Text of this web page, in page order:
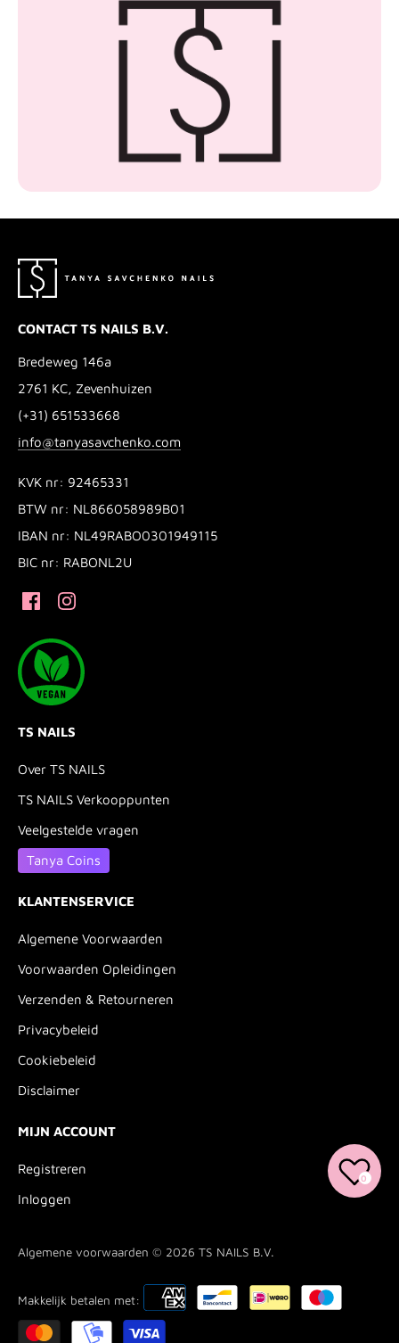
CONTACT TS NAILS B.V.
Bredeweg 146a
2761 KC, Zevenhuizen
(+31) 651533668
info@tanyasavchenko.com
KVK nr: 92465331
BTW nr: NL866058989B01
IBAN nr: NL49RABO0301949115
BIC nr: RABONL2U
TS NAILS
Over TS NAILS
TS NAILS Verkooppunten
Veelgestelde vragen
Tanya Coins
KLANTENSERVICE
Algemene Voorwaarden
Voorwaarden Opleidingen
Verzenden & Retourneren
Privacybeleid
Cookiebeleid
Disclaimer
MIJN ACCOUNT
Registreren
Inloggen
Algemene voorwaarden © 2026 TS NAILS B.V.
Makkelijk betalen met:
0